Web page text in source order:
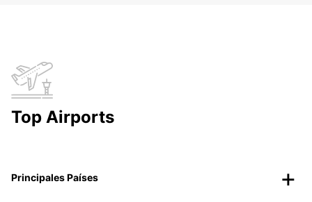
Top Airports
Principales Países